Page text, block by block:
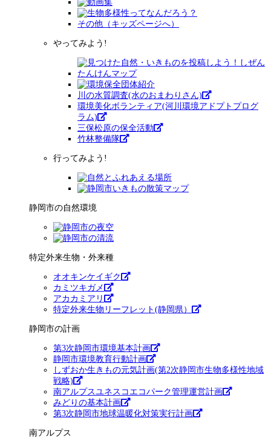
その他（キッズページへ）
やってみよう!
川の水質調査(水のおまわりさん)
環境美化ボランティア(河川環境アドプトプログ
ラム)
三保松原の保全活動
竹林整備隊
行ってみよう!
静岡市の自然環境
特定外来生物・外来種
オオキンケイギク
カミツキガメ
アカカミアリ
特定外来生物リーフレット(静岡県）
静岡市の計画
第3次静岡市環境基本計画
静岡市環境教育行動計画
しずおか生きもの元気計画(第2次静岡市生物多様性地域
戦略)
南アルプスユネスコエコパーク管理運営計画
みどりの基本計画
第3次静岡市地球温暖化対策実行計画
南アルプス